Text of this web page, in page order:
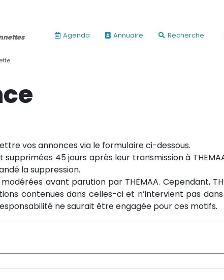
Agenda Annuaire Recherche
vos annonces via le formulaire ci-dessous.
supprimées 45 jours après leur transmission à
la suppression.
avant parution par THEMAA. Cependant,
contenues dans celles-ci et n’intervient pas
ne saurait être engagée pour ces motifs.